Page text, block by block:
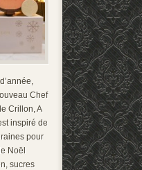
Chef
Crillon, A
inspiré de
pour
Noël
sucres